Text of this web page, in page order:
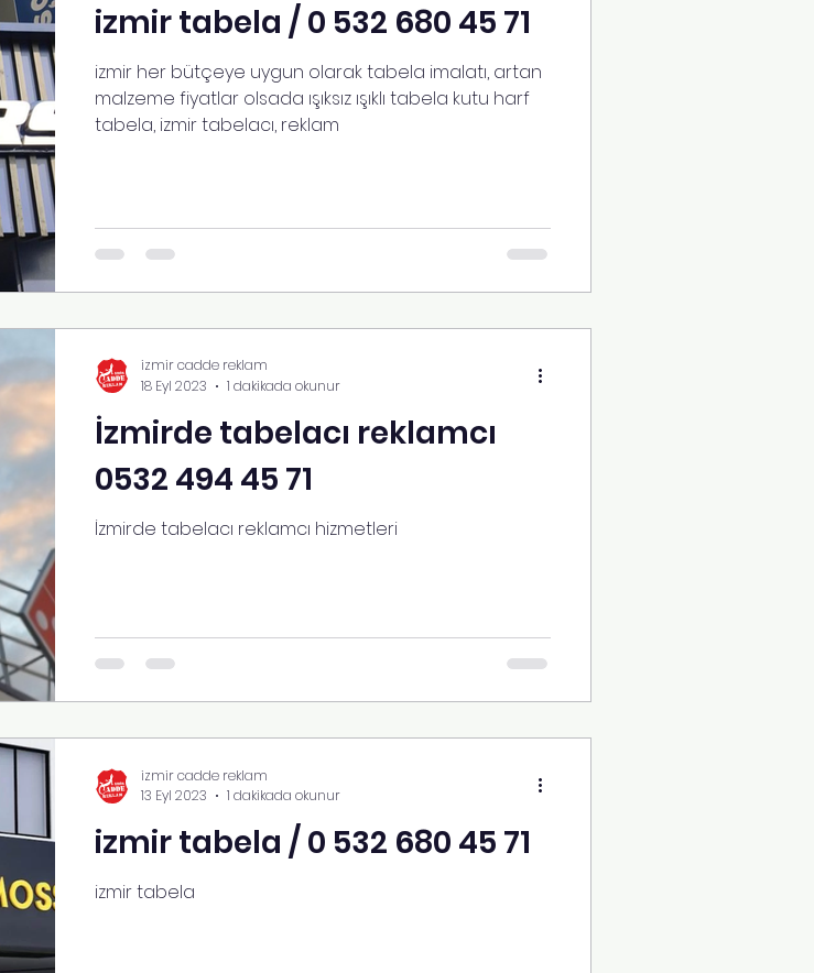
izmir tabela / 0 532 680 45 71
izmir her bütçeye uygun olarak tabela imalatı, artan
malzeme fiyatlar olsada ışıksız ışıklı tabela kutu harf
tabela, izmir tabelacı, reklam
İzmirde tabelacı reklamcı
0532 494 45 71
İzmirde tabelacı reklamcı hizmetleri
izmir cadde reklam
18 Eyl 2023
1 dakikada okunur
izmir tabela / 0 532 680 45 71
izmir tabela
izmir cadde reklam
13 Eyl 2023
1 dakikada okunur